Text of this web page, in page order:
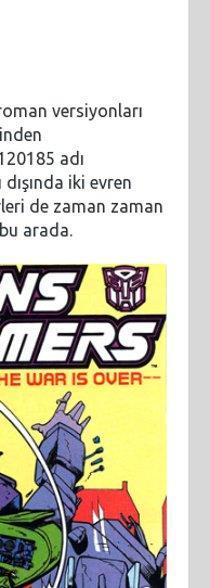
versiyonları
adı
iki evren
de zaman zaman
arada.